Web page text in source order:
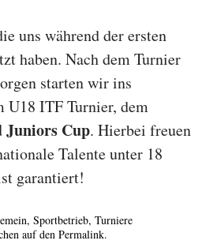
uns während der ersten
haben. Nach dem Turnier
starten wir ins
U18 ITF Turnier, dem
Juniors Cup. Hierbei freuen
Talente unter 18
garantiert!
, Sportbetrieb, Turniere
auf den Permalink.